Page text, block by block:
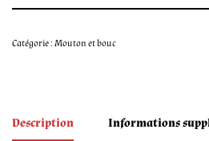
Catégorie :Mouton et bouc
Description Informations